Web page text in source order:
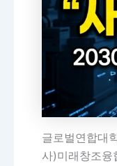
글로벌연합대
사)미래창조융